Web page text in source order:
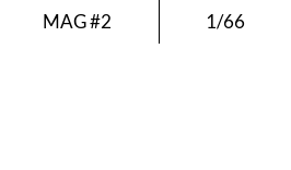
MAG #2 1/66